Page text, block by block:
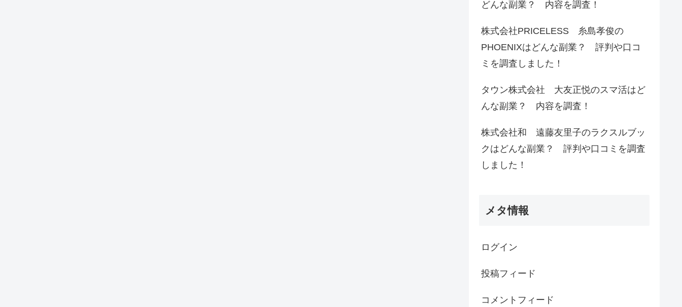
どんな副業？ 内容を調査！
株式会社PRICELESS 糸島孝俊の
PHOENIXはどんな副業？ 評判や口コ
ミを調査しました！
タウン株式会社 大友正悦のスマ活はど
んな副業？ 内容を調査！
株式会社和 遠藤友里子のラクスルブッ
クはどんな副業？ 評判や口コミを調査
しました！
メタ情報
ログイン
投稿フィード
コメントフィード